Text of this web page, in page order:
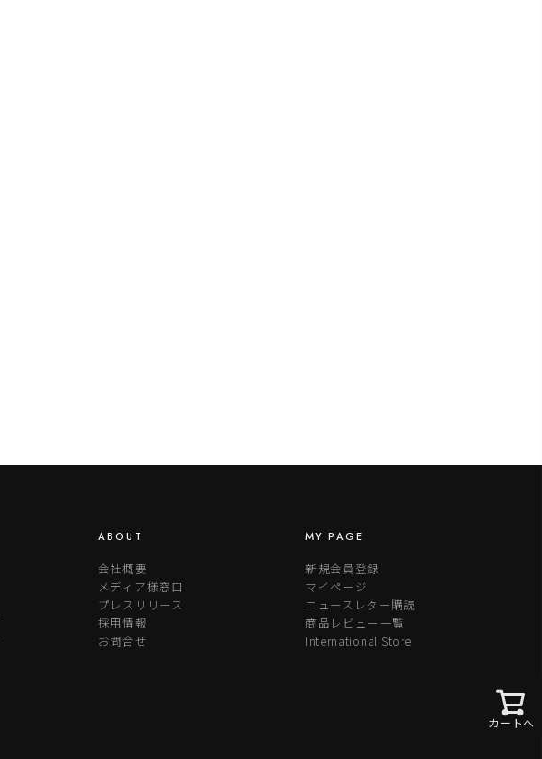
カートへ
ABOUT
会社概要
メディア様窓口
プレスリリース
採用情報
お問合せ
MY PAGE
新規会員登録
マイページ
ニュースレター購読
商品レビュー一覧
International Store